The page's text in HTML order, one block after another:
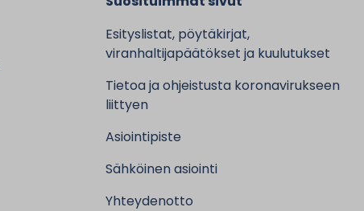
Esityslistat, pöytäkirjat,
viranhaltijapäätökset ja kuulutukset
Tietoa ja ohjeistusta koronavirukseen
liittyen
Asiointipiste
Sähköinen asiointi
Yhteydenotto